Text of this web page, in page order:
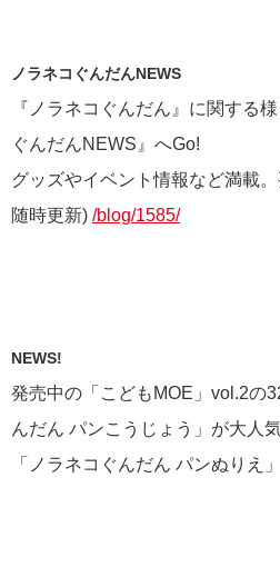
ノラネコぐんだんNEWS
『ノラネコぐんだん』に関する
ぐんだんNEWS』へGo!
グッズやイベント情報など満載
随時更新) /blog/1585/
NEWS!
発売中の「こどもMOE」vol.2の
んだん パンこうじょう」が大人気
「ノラネコぐんだん パンぬりえ